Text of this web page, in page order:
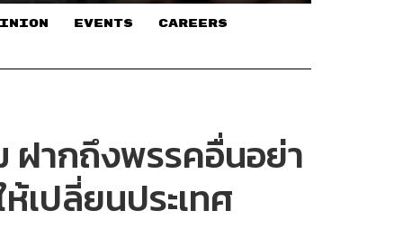
EVENTS CAREERS
ฝากถึงพรรคอื่นอย่า
เปลี่ยนประเทศ